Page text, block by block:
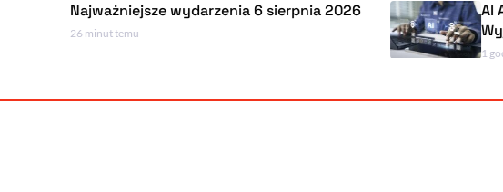
Najważniejsze wydarzenia 6 sierpnia 2026
AI Act, czyli
Wyjaśniamy,
1 godzinę temu